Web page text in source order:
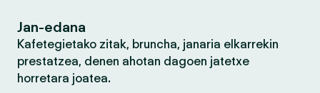
Jan-edana
Kafetegietako zitak, bruncha, janaria elkarrekin
prestatzea, denen ahotan dagoen jatetxe
horretara joatea.